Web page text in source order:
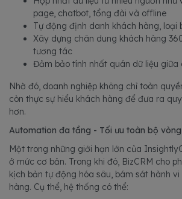
page, chatbot, tổng đài và offline
Tự động định danh khách hàng, loại
Xây dựng chân dung khách hàng
tương tác
Đảm bảo tính nhất quán dữ liệu giữa
Nhờ đó, doanh nghiệp không chỉ toàn
còn thực sự hiểu khách hàng để đưa ra
hơn.
Automation đa tầng - Tối ưu toàn bộ
Một trong những giới hạn lớn của
ở mức cơ bản. Trong khi đó, BizCRM cho
kịch bản tự động hóa sâu, bám sát hành
hàng. Cụ thể, hệ thống có thể: